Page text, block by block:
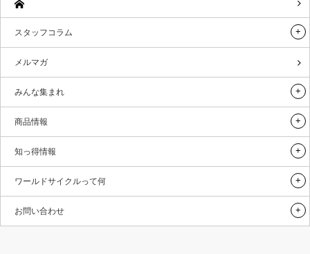
スタッフコラム
メルマガ
みんな集まれ
商品情報
知っ得情報
ワールドサイクルって何
お問い合わせ